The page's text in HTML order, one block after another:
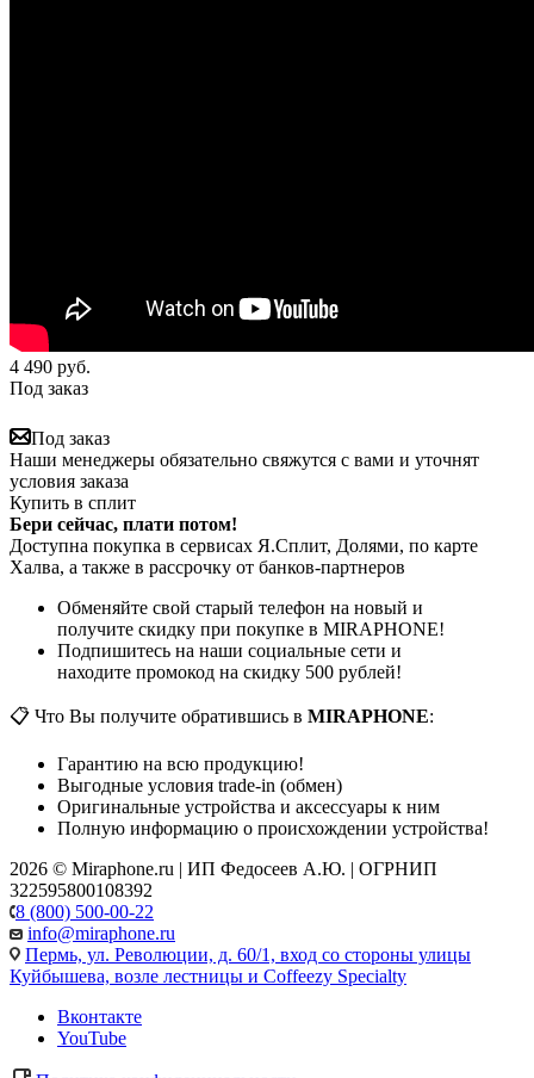
4 490 руб.
Под заказ
Под заказ
Наши менеджеры обязательно свяжутся с вами и уточнят
условия заказа
Купить в сплит
Бери сейчас, плати потом!
Доступна покупка в сервисах Я.Сплит, Долями, по карте
Халва, а также в рассрочку от банков-партнеров
Обменяйте свой старый телефон на новый и
получите скидку при покупке в MIRAPHONE!
Подпишитесь на наши социальные сети и
находите промокод на скидку 500 рублей!
📋 Что Вы получите обратившись в MIRAPHONE:
Гарантию на всю продукцию!
Выгодные условия trade-in (обмен)
Оригинальные устройства и аксессуары к ним
Полную информацию о происхождении устройства!
2026 © Miraphone.ru | ИП Федосеев А.Ю. | ОГРНИП
322595800108392
8 (800) 500-00-22
info@miraphone.ru
Пермь, ул. Революции, д. 60/1, вход со стороны улицы
Куйбышева, возле лестницы и Coffeezy Specialty
Вконтакте
YouTube